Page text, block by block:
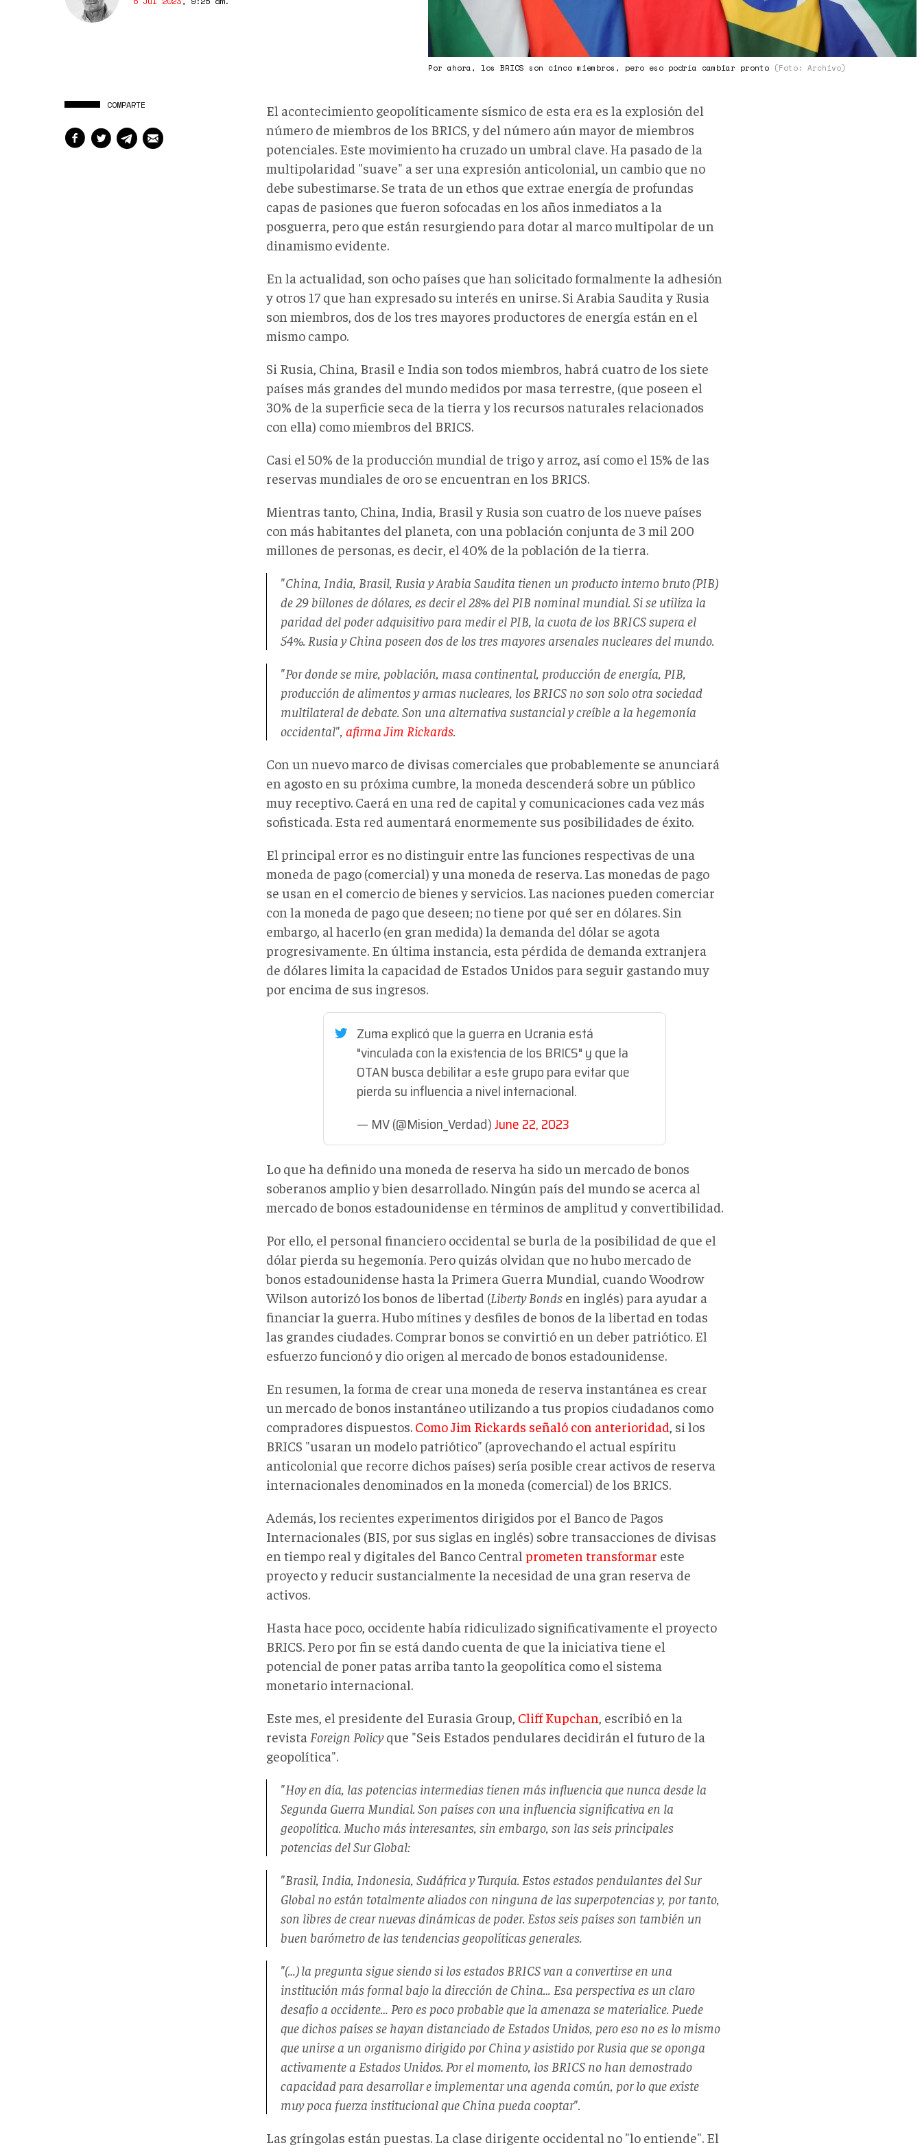
Por ahora, los BRICS son cinco miembros, pero eso podría cambiar pronto (Foto: Archivo)
COMPARTE
El acontecimiento geopolíticamente sísmico de esta era es la explosión del
número de miembros de los BRICS, y del número aún mayor de miembros
potenciales. Este movimiento ha cruzado un umbral clave. Ha pasado de la
multipolaridad "suave" a ser una expresión anticolonial, un cambio que no
debe subestimarse. Se trata de un ethos que extrae energía de profundas
capas de pasiones que fueron sofocadas en los años inmediatos a la
posguerra, pero que están resurgiendo para dotar al marco multipolar de un
dinamismo evidente.
En la actualidad, son ocho países que han solicitado formalmente la adhesión
y otros 17 que han expresado su interés en unirse. Si Arabia Saudita y Rusia
son miembros, dos de los tres mayores productores de energía están en el
mismo campo.
Si Rusia, China, Brasil e India son todos miembros, habrá cuatro de los siete
países más grandes del mundo medidos por masa terrestre, (que poseen el
30% de la superficie seca de la tierra y los recursos naturales relacionados
con ella) como miembros del BRICS.
Casi el 50% de la producción mundial de trigo y arroz, así como el 15% de las
reservas mundiales de oro se encuentran en los BRICS.
Mientras tanto, China, India, Brasil y Rusia son cuatro de los nueve países
con más habitantes del planeta, con una población conjunta de 3 mil 200
millones de personas, es decir, el 40% de la población de la tierra.
"China, India, Brasil, Rusia y Arabia Saudita tienen un producto interno bruto (PIB)
de 29 billones de dólares, es decir el 28% del PIB nominal mundial. Si se utiliza la
paridad del poder adquisitivo para medir el PIB, la cuota de los BRICS supera el
54%. Rusia y China poseen dos de los tres mayores arsenales nucleares del mundo.
"Por donde se mire, población, masa continental, producción de energía, PIB,
producción de alimentos y armas nucleares, los BRICS no son solo otra sociedad
multilateral de debate. Son una alternativa sustancial y creíble a la hegemonía
occidental", afirma Jim Rickards.
Con un nuevo marco de divisas comerciales que probablemente se anunciará
en agosto en su próxima cumbre, la moneda descenderá sobre un público
muy receptivo. Caerá en una red de capital y comunicaciones cada vez más
sofisticada. Esta red aumentará enormemente sus posibilidades de éxito.
El principal error es no distinguir entre las funciones respectivas de una
moneda de pago (comercial) y una moneda de reserva. Las monedas de pago
se usan en el comercio de bienes y servicios. Las naciones pueden comerciar
con la moneda de pago que deseen; no tiene por qué ser en dólares. Sin
embargo, al hacerlo (en gran medida) la demanda del dólar se agota
progresivamente. En última instancia, esta pérdida de demanda extranjera
de dólares limita la capacidad de Estados Unidos para seguir gastando muy
por encima de sus ingresos.
Zuma explicó que la guerra en Ucrania está
"vinculada con la existencia de los BRICS" y que la
OTAN busca debilitar a este grupo para evitar que
pierda su influencia a nivel internacional.
— MV (@Mision_Verdad)June 22, 2023
Lo que ha definido una moneda de reserva ha sido un mercado de bonos
soberanos amplio y bien desarrollado. Ningún país del mundo se acerca al
mercado de bonos estadounidense en términos de amplitud y convertibilidad.
Por ello, el personal financiero occidental se burla de la posibilidad de que el
dólar pierda su hegemonía. Pero quizás olvidan que no hubo mercado de
bonos estadounidense hasta la Primera Guerra Mundial, cuando Woodrow
Wilson autorizó los bonos de libertad (Liberty Bonds en inglés) para ayudar a
financiar la guerra. Hubo mítines y desfiles de bonos de la libertad en todas
las grandes ciudades. Comprar bonos se convirtió en un deber patriótico. El
esfuerzo funcionó y dio origen al mercado de bonos estadounidense.
En resumen, la forma de crear una moneda de reserva instantánea es crear
un mercado de bonos instantáneo utilizando a tus propios ciudadanos como
compradores dispuestos. Como Jim Rickards señaló con anterioridad, si los
BRICS "usaran un modelo patriótico" (aprovechando el actual espíritu
anticolonial que recorre dichos países) sería posible crear activos de reserva
internacionales denominados en la moneda (comercial) de los BRICS.
Además, los recientes experimentos dirigidos por el Banco de Pagos
Internacionales (BIS, por sus siglas en inglés) sobre transacciones de divisas
en tiempo real y digitales del Banco Central prometen transformar este
proyecto y reducir sustancialmente la necesidad de una gran reserva de
activos.
Hasta hace poco, occidente había ridiculizado significativamente el proyecto
BRICS. Pero por fin se está dando cuenta de que la iniciativa tiene el
potencial de poner patas arriba tanto la geopolítica como el sistema
monetario internacional.
Este mes, el presidente del Eurasia Group, Cliff Kupchan, escribió en la
revista Foreign Policyque "Seis Estados pendulares decidirán el futuro de la
geopolítica".
"Hoy en día, las potencias intermedias tienen más influencia que nunca desde la
Segunda Guerra Mundial. Son países con una influencia significativa en la
geopolítica. Mucho más interesantes, sin embargo, son las seis principales
potencias del Sur Global:
"Brasil, India, Indonesia, Sudáfrica y Turquía. Estos estados pendulantes del Sur
Global no están totalmente aliados con ninguna de las superpotencias y, por tanto,
son libres de crear nuevas dinámicas de poder. Estos seis países son también un
buen barómetro de las tendencias geopolíticas generales.
"(…) la pregunta sigue siendo si los estados BRICS van a convertirse en una
institución más formal bajo la dirección de China… Esa perspectiva es un claro
desafío a occidente… Pero es poco probable que la amenaza se materialice. Puede
que dichos países se hayan distanciado de Estados Unidos, pero eso no es lo mismo
que unirse a un organismo dirigido por China y asistido por Rusia que se oponga
activamente a Estados Unidos. Por el momento, los BRICS no han demostrado
capacidad para desarrollar e implementar una agenda común, por lo que existe
muy poca fuerza institucional que China pueda cooptar".
Las gríngolas están puestas. La clase dirigente occidental no "lo entiende". El